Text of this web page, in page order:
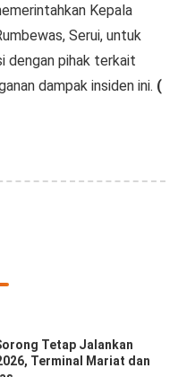
Kepala
Serui, untuk
dengan pihak terkait
dampak insiden ini. (
Tetap Jalankan
Terminal Mariat dan